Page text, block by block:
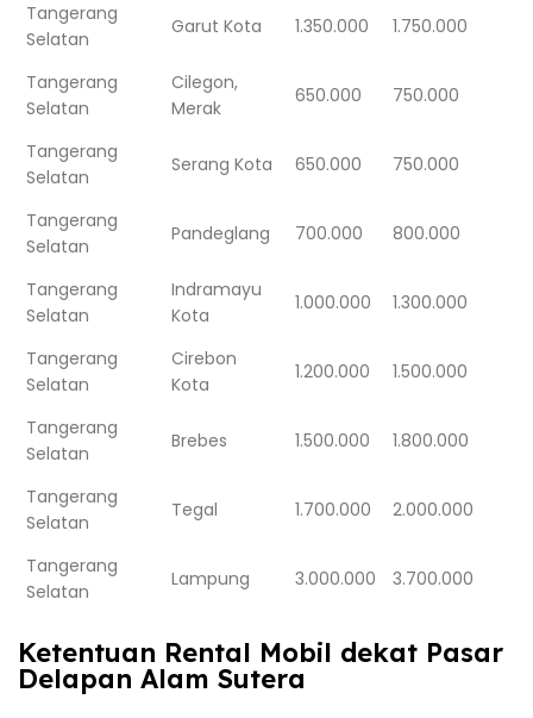
Tangerang
Selatan
Garut Kota 1.350.000 1.750.000
Tangerang
Selatan
Cilegon,
Merak
650.000 750.000
Tangerang
Selatan
Serang Kota 650.000 750.000
Tangerang
Selatan
Pandeglang 700.000 800.000
Tangerang
Selatan
Indramayu
Kota
1.000.000 1.300.000
Tangerang
Selatan
Cirebon
Kota
1.200.000 1.500.000
Tangerang
Selatan
Brebes 1.500.000 1.800.000
Tangerang
Selatan
Tegal 1.700.000 2.000.000
Tangerang
Selatan
Lampung 3.000.000 3.700.000
Ketentuan Rental Mobil dekat Pasar
Delapan Alam Sutera